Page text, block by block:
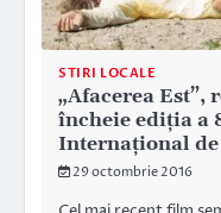
STIRI LOCALE
„Afacerea Est”,
încheie ediția a
Internațional
29 octombrie 2016